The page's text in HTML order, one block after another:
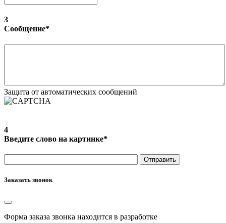
3
Сообщение*
Защита от автоматических сообщений
4
Введите слово на картинке*
Заказать звонок
Форма заказа звонка находится в разработке